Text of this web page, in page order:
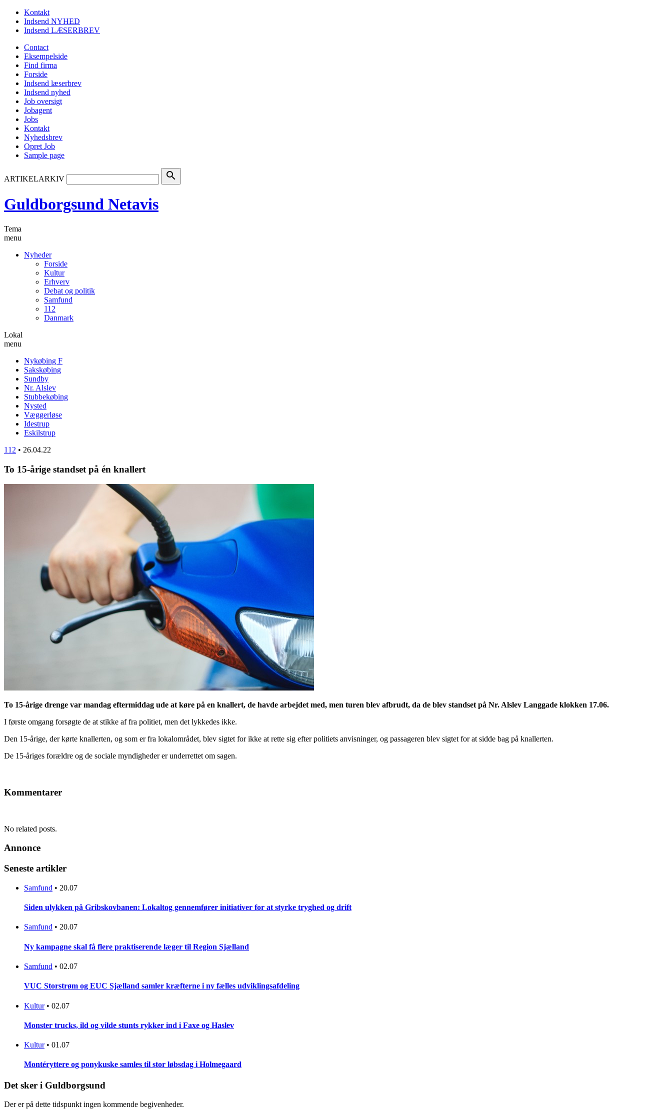
Kontakt
Indsend NYHED
Indsend LÆSERBREV
Contact
Eksempelside
Find firma
Forside
Indsend læserbrev
Indsend nyhed
Job oversigt
Jobagent
Jobs
Kontakt
Nyhedsbrev
Opret Job
Sample page
ARTIKELARKIV search
Guldborgsund Netavis
Tema
menu
Nyheder
Forside
Kultur
Erhverv
Debat og politik
Samfund
112
Danmark
Lokal
menu
Nykøbing F
Sakskøbing
Sundby
Nr. Alslev
Stubbekøbing
Nysted
Væggerløse
Idestrup
Eskilstrup
112 • 26.04.22
To 15-årige standset på én knallert
To 15-årige drenge var mandag eftermiddag ude at køre på en knallert, de havde arbejdet med, men turen blev afbrudt, da de blev standset på Nr. Alslev Langgade klokken 17.06.
I første omgang forsøgte de at stikke af fra politiet, men det lykkedes ikke.
Den 15-årige, der kørte knallerten, og som er fra lokalområdet, blev sigtet for ikke at rette sig efter politiets anvisninger, og passageren blev sigtet for at sidde bag på knallerten.
De 15-åriges forældre og de sociale myndigheder er underrettet om sagen.
Kommentarer
No related posts.
Annonce
Seneste artikler
Samfund • 20.07
Siden ulykken på Gribskovbanen: Lokaltog gennemfører initiativer for at styrke tryghed og drift
Samfund • 20.07
Ny kampagne skal få flere praktiserende læger til Region Sjælland
Samfund • 02.07
VUC Storstrøm og EUC Sjælland samler kræfterne i ny fælles udviklingsafdeling
Kultur • 02.07
Monster trucks, ild og vilde stunts rykker ind i Faxe og Haslev
Kultur • 01.07
Montéryttere og ponykuske samles til stor løbsdag i Holmegaard
Det sker i Guldborgsund
Der er på dette tidspunkt ingen kommende begivenheder.